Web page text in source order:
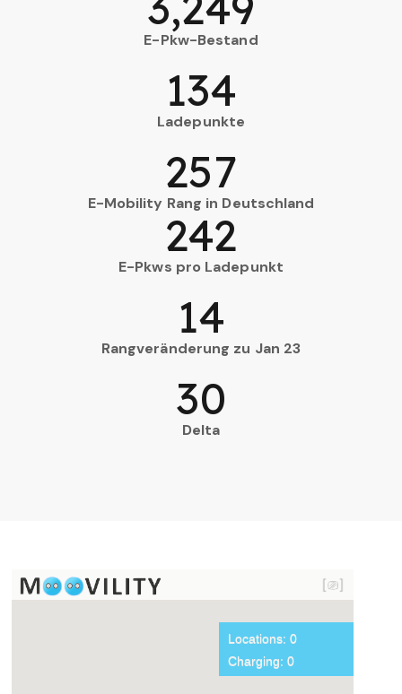
E-Pkw-Bestand
Ladepunkte
134
E-Mobility Rang in Deutschland
257
E-Pkws pro Ladepunkt
242
Rangveränderung zu Jan 23
14
Delta
30